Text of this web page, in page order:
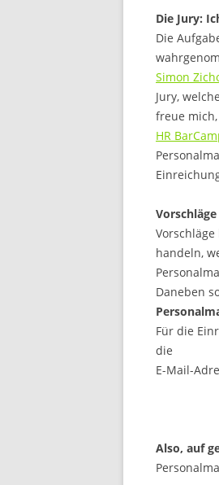
Die Jury:
Die
Simon
Jury,
freue
HR
handeln,
Daneben
Für die
die
E-Mail-
Also, auf